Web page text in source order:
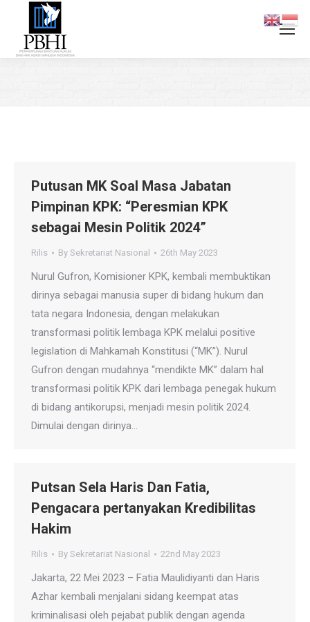
Putusan MK Soal Masa Jabatan
Pimpinan KPK: “Peresmian KPK
sebagai Mesin Politik 2024”
Rilis By Sekretariat Nasional 26th May 2023
Nurul Gufron, Komisioner KPK, kembali membuktikan
dirinya sebagai manusia super di bidang hukum dan
tata negara Indonesia, dengan melakukan
transformasi politik lembaga KPK melalui positive
legislation di Mahkamah Konstitusi (“MK”). Nurul
Gufron dengan mudahnya “mendikte MK” dalam hal
transformasi politik KPK dari lembaga penegak hukum
di bidang antikorupsi, menjadi mesin politik 2024.
Dimulai dengan dirinya…
Putsan Sela Haris Dan Fatia,
Pengacara pertanyakan Kredibilitas
Hakim
Rilis By Sekretariat Nasional 22nd May 2023
Jakarta, 22 Mei 2023 – Fatia Maulidiyanti dan Haris
Azhar kembali menjalani sidang keempat atas
kriminalisasi oleh pejabat publik dengan agenda